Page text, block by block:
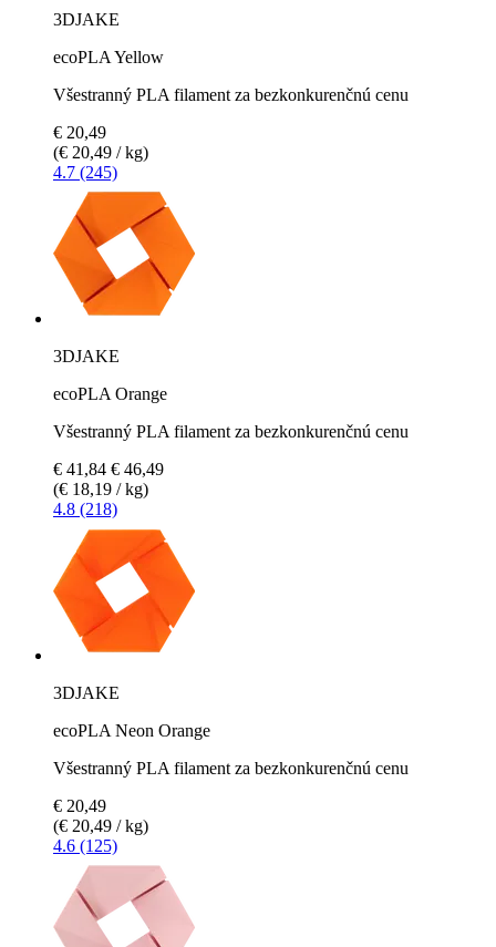
3DJAKE
ecoPLA Yellow
Všestranný PLA filament za bezkonkurenčnú cenu
€ 20,49
(€ 20,49 / kg)
4.7 (245)
3DJAKE
ecoPLA Orange
Všestranný PLA filament za bezkonkurenčnú cenu
€ 41,84 € 46,49
(€ 18,19 / kg)
4.8 (218)
3DJAKE
ecoPLA Neon Orange
Všestranný PLA filament za bezkonkurenčnú cenu
€ 20,49
(€ 20,49 / kg)
4.6 (125)